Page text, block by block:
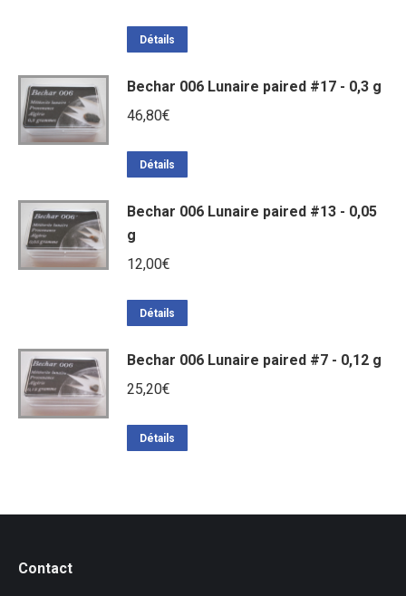
Détails
Bechar 006 Lunaire paired #17 - 0,3 g
46,80€
Détails
Bechar 006 Lunaire paired #13 - 0,05
g
12,00€
Détails
Bechar 006 Lunaire paired #7 - 0,12 g
25,20€
Détails
Contact